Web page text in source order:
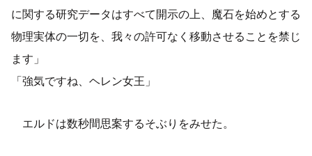
に関する研究データはすべて開示の上、魔石を始めとする
物理実体の一切を、我々の許可なく移動させることを禁じ
ます」
「強気ですね、ヘレン女王」
エルドは数秒間思案するそぶりをみせた。